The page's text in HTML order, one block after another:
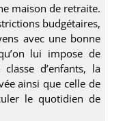
maison de retraite.
budgétaires,
avec une bonne
lui impose de
d’enfants, la
ainsi que celle de
le quotidien de